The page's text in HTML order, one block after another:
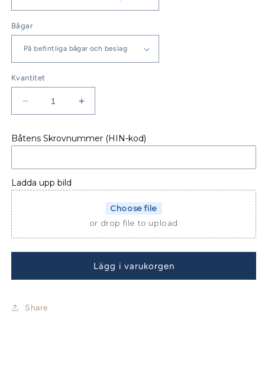
Bågar
Kvantitet
Minska
kvantitet
Jeanneau
Odyssey
39i
Performance
Öka
kvantitet
Jeanneau
Odyssey
Performance
Sprayhood
Båtens Skrovnummer (HIN-kod)
Ladda upp bild
Choose file
or drop file to upload
Lägg i varukorgen
Share